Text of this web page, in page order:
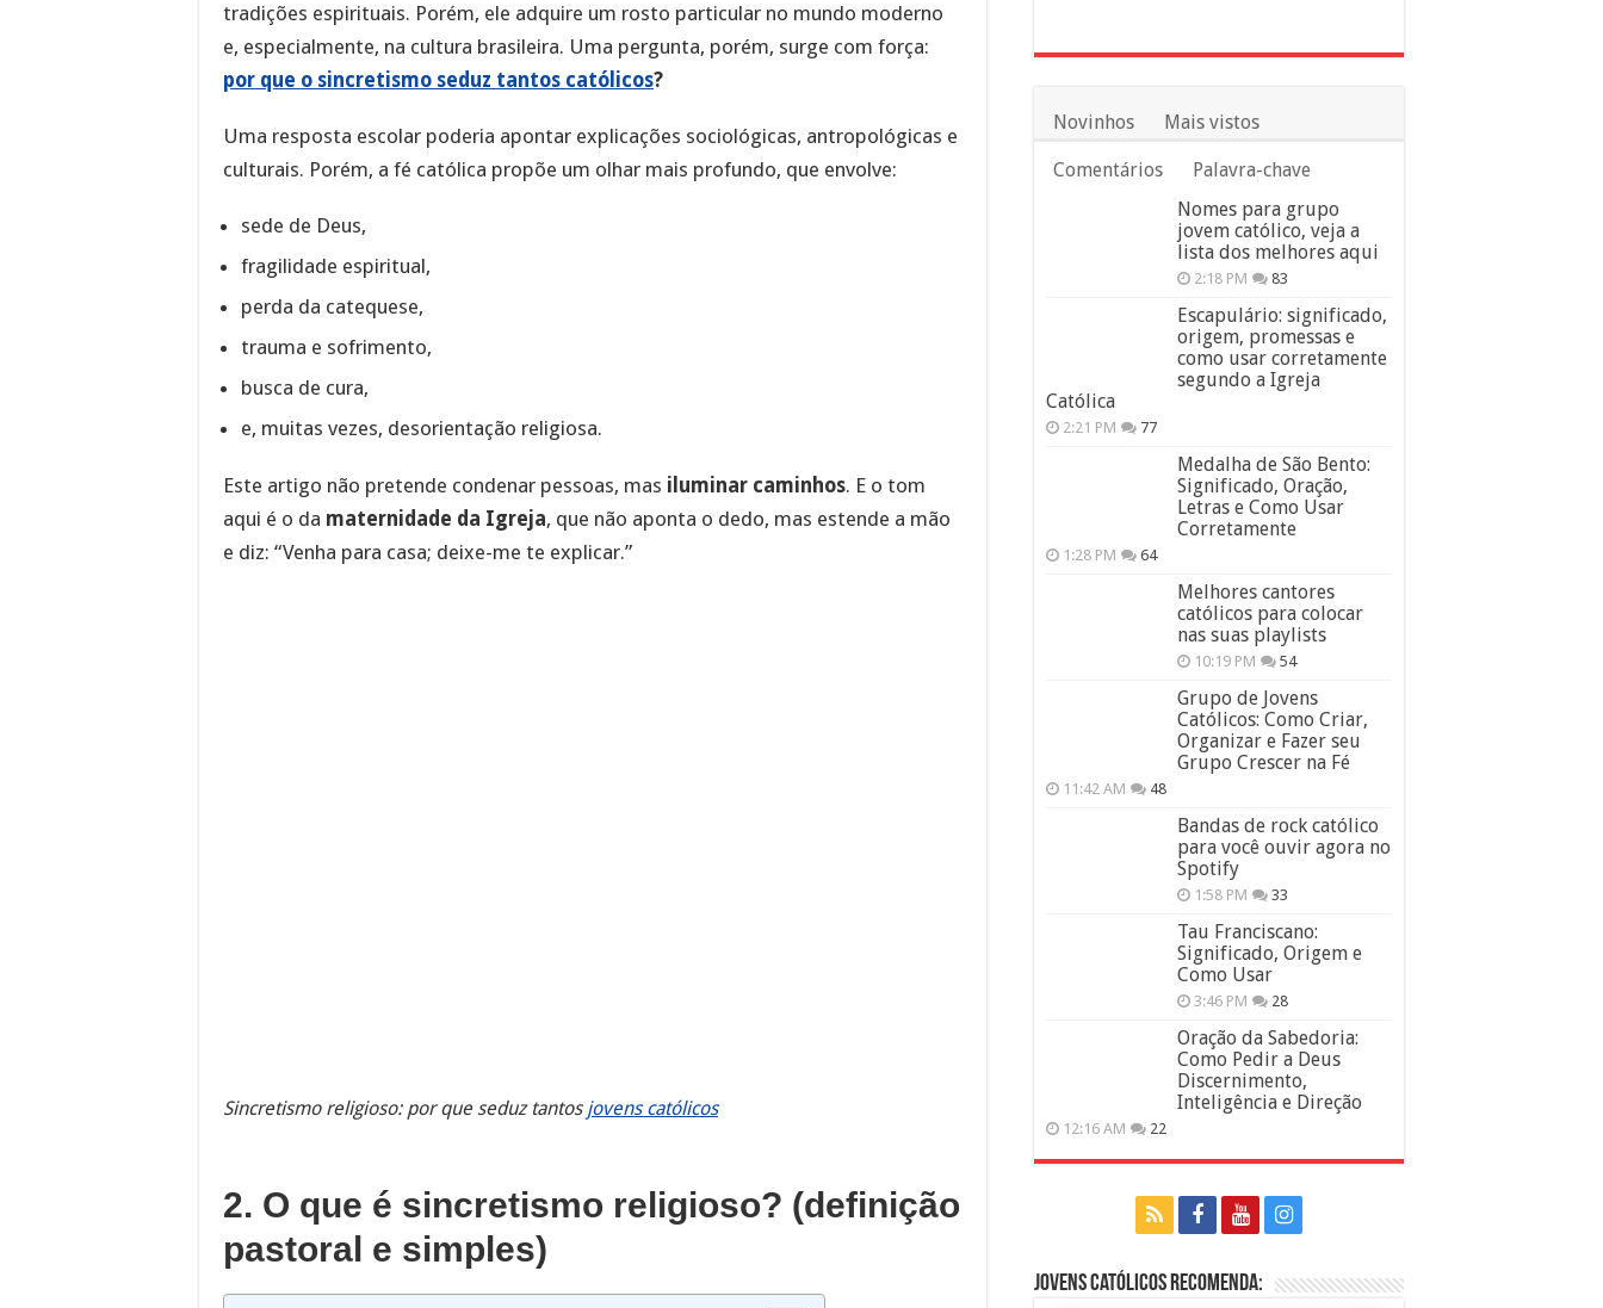
tradições espirituais. Porém, ele adquire um rosto particular no mundo moderno
e, especialmente, na cultura brasileira. Uma pergunta, porém, surge com força:
por que o sincretismo seduz tantos católicos?
Uma resposta escolar poderia apontar explicações sociológicas, antropológicas e
culturais. Porém, a fé católica propõe um olhar mais profundo, que envolve:
sede de Deus,
fragilidade espiritual,
perda da catequese,
trauma e sofrimento,
busca de cura,
e, muitas vezes, desorientação religiosa.
Este artigo não pretende condenar pessoas, mas iluminar caminhos. E o tom
aqui é o da maternidade da Igreja, que não aponta o dedo, mas estende a mão
e diz: “Venha para casa; deixe-me te explicar.”
Sincretismo religioso: por que seduz tantos jovens católicos
2. O que é sincretismo religioso? (definição
pastoral e simples)
Novinhos Mais vistos
Comentários
Palavra-chave
Nomes para grupo
jovem católico, veja a
lista dos melhores aqui
2:18 PM 83
Escapulário: significado,
origem, promessas e
como usar corretamente
segundo a Igreja
Católica
2:21 PM 77
Medalha de São Bento:
Significado, Oração,
Letras e Como Usar
Corretamente
1:28 PM 64
Melhores cantores
católicos para colocar
nas suas playlists
10:19 PM 54
Grupo de Jovens
Católicos: Como Criar,
Organizar e Fazer seu
Grupo Crescer na Fé
11:42 AM 48
Bandas de rock católico
para você ouvir agora no
Spotify
1:58 PM 33
Tau Franciscano:
Significado, Origem e
Como Usar
3:46 PM 28
Oração da Sabedoria:
Como Pedir a Deus
Discernimento,
Inteligência e Direção
12:16 AM 22
Jovens Católicos Recomenda: